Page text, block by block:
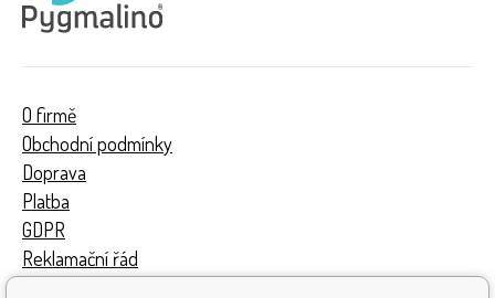
O firmě
Obchodní podmínky
Doprava
Platba
GDPR
Reklamační řád